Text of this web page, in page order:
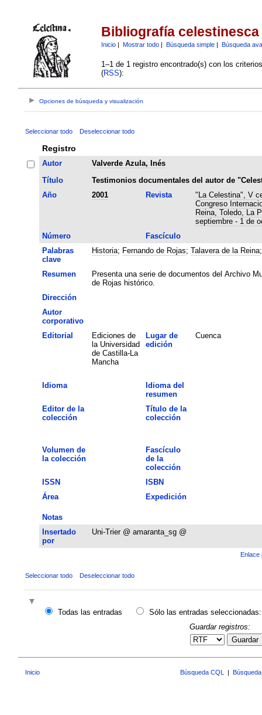
Bibliografía celestinesca
Inicio| Mostrar todo| Búsqueda simple| Búsqueda
1–1 de 1 registro encontrado(s) con los
(RSS):
Opciones de búsqueda y visualización
Seleccionar todo Deseleccionar todo
Registro
Autor
Valverde Azula, Inés
Título
Testimonios documentales del autor de
Año
2001 Revista
"La Celestina", V
Congreso
Reina, Toledo, La
septiembre - 1 de
Número
Fascículo
Palabras
clave
Historia; Fernando de Rojas; Talavera de la Reina
Resumen
Presenta una serie de documentos del Archivo
de Rojas histórico.
Dirección
Autor
corporativo
Editorial
Ediciones de
la Universidad
de Castilla-La
Mancha
Lugar de
edición
Cuenca
Idioma
Idioma del
resumen
Editor de la
colección
Título de la
colección
Volumen de
la colección
Fascículo
de la
colección
ISSN
ISBN
Área
Expedición
Notas
Insertado
por
Uni-Trier @ amaranta_sg @
Enlace
Seleccionar todo Deseleccionar todo
Todas las entradas
Sólo las entradas seleccionadas:
Guardar registros:
Guardar
Inicio Búsqueda CQL